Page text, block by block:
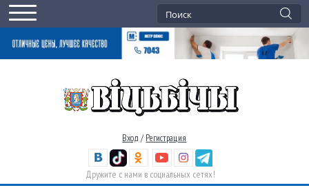
Вход / Регистрация
Дружите с нами в социальных сетях!